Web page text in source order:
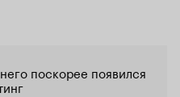
поскорее появился